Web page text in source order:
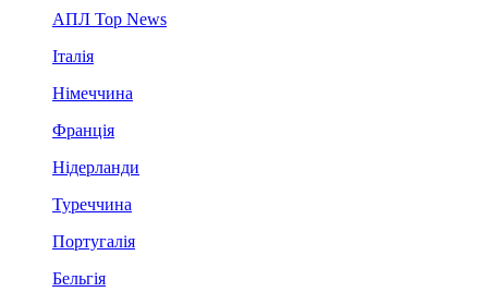
АПЛ Top News
Італія
Німеччина
Франція
Нідерланди
Туреччина
Португалія
Бельгія